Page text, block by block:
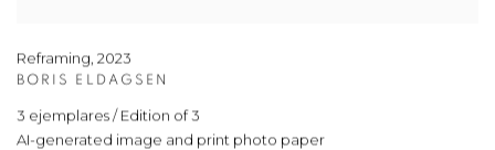
Reframing, 2023
BORIS ELDAGSEN
3 ejemplares / Edition of 3
AI-generated image and print photo paper